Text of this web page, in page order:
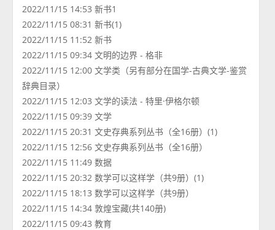
2022/11/15 14:53 新书1
2022/11/15 08:31 新书(1)
2022/11/15 11:52 新书
2022/11/15 09:34 文明的边界 - 格非
2022/11/15 12:00 文学类（另有部分在国学-古典文学-鉴赏
辞典目录）
2022/11/15 12:03 文学的读法 - 特里·伊格尔顿
2022/11/15 09:39 文学
2022/11/15 20:31 文史存典系列丛书（全16册）(1)
2022/11/15 12:56 文史存典系列丛书（全16册）
2022/11/15 11:49 数据
2022/11/15 20:32 数学可以这样学（共9册）(1)
2022/11/15 18:13 数学可以这样学（共9册）
2022/11/15 14:34 敦煌宝藏(共140册)
2022/11/15 09:43 教育